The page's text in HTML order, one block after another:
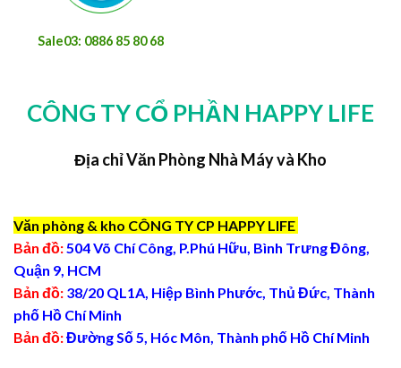
Sale03: 0886 85 80 68
CÔNG TY CỔ PHẦN HAPPY LIFE
Địa chỉ Văn Phòng Nhà Máy và Kho
Văn phòng & kho CÔNG TY CP HAPPY LIFE
Bản đồ:504 Võ Chí Công, P.Phú Hữu, Bình Trưng Đông,
Quận 9, HCM
Bản đồ: 38/20 QL1A, Hiệp Bình Phước, Thủ Đức, Thành
phố Hồ Chí Minh
Bản đồ:Đường Số 5, Hóc Môn, Thành phố Hồ Chí Minh